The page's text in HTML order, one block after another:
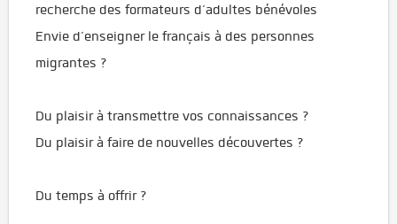
recherche des formateurs d’adultes bénévoles
Envie d’enseigner le français à des personnes
migrantes ?
Du plaisir à transmettre vos connaissances ?
Du plaisir à faire de nouvelles découvertes ?
Du temps à offrir ?